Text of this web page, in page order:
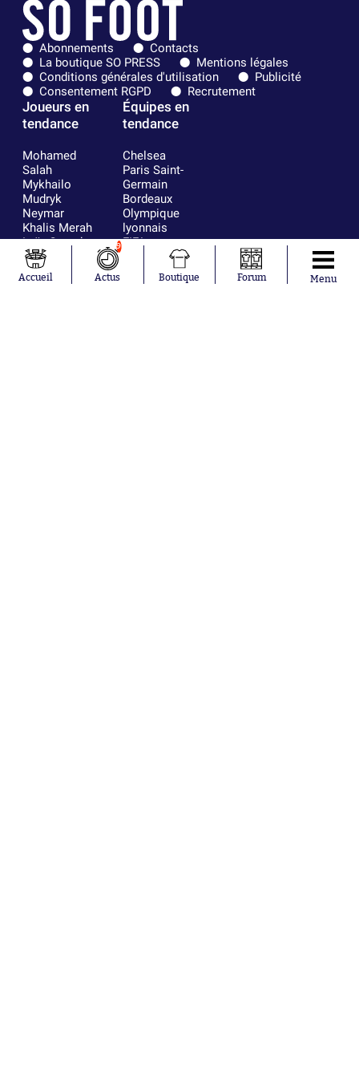
Abonnements
Contacts
La boutique SO PRESS
Mentions légales
Conditions générales d'utilisation
Publicité
Consentement RGPD
Recrutement
Joueurs en
tendance
Mohamed
Salah
Mykhailo
Mudryk
Neymar
Khalis Merah
Loïs Openda
Moussa
Niakhaté
Nicolás
Équipes en
tendance
Chelsea
Paris Saint-
Germain
Bordeaux
Olympique
lyonnais
FIFA
Real Madrid
RC Strasbourg
AC Milan
Accueil
9
Actus Boutique Forum Menu